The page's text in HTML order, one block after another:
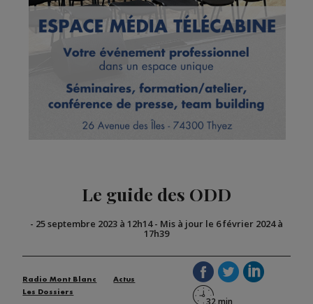
Le guide des ODD
- 25 septembre 2023 à 12h14- Mis à jour le 6 février 2024 à
17h39
Radio Mont Blanc
Actus
Les Dossiers